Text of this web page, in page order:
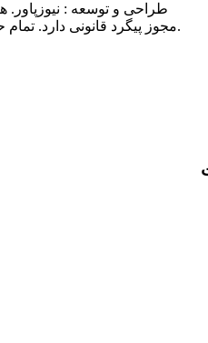
مجوز پیگرد قانونی دارد. تمام حقوق برای نیوزپاور محفوظ است.